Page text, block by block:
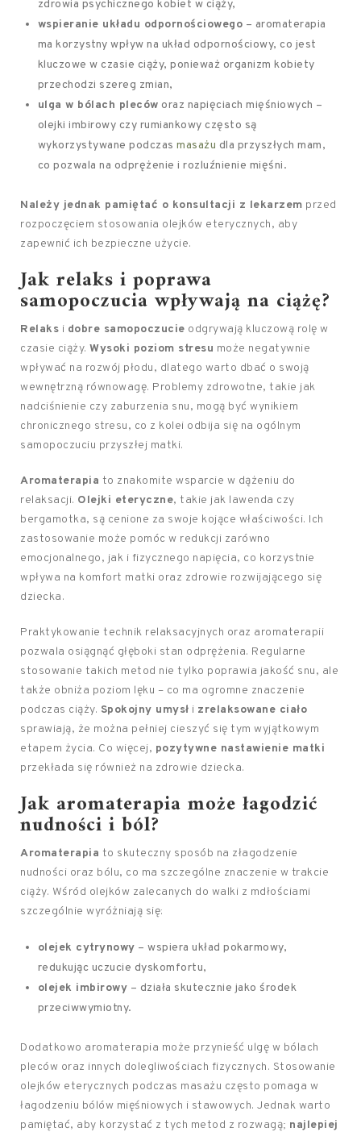
zdrowia psychicznego kobiet w ciąży,
wspieranie układu odpornościowego – aromaterapia
ma korzystny wpływ na układ odpornościowy, co jest
kluczowe w czasie ciąży, ponieważ organizm kobiety
przechodzi szereg zmian,
ulga w bólach pleców oraz napięciach mięśniowych –
olejki imbirowy czy rumiankowy często są
wykorzystywane podczasmasażu dla przyszłych mam,
co pozwala na odprężenie i rozluźnienie mięśni.
Należy jednak pamiętać o konsultacji z lekarzem przed
rozpoczęciem stosowania olejków eterycznych, aby
zapewnić ich bezpieczne użycie.
Jak relaks i poprawa
samopoczucia wpływają na ciążę?
Relaks i dobre samopoczucie odgrywają kluczową rolę w
czasie ciąży. Wysoki poziom stresu może negatywnie
wpływać na rozwój płodu, dlatego warto dbać o swoją
wewnętrzną równowagę. Problemy zdrowotne, takie jak
nadciśnienie czy zaburzenia snu, mogą być wynikiem
chronicznego stresu, co z kolei odbija się na ogólnym
samopoczuciu przyszłej matki.
Aromaterapia to znakomite wsparcie w dążeniu do
relaksacji. Olejki eteryczne, takie jak lawenda czy
bergamotka, są cenione za swoje kojące właściwości. Ich
zastosowanie może pomóc w redukcji zarówno
emocjonalnego, jak i fizycznego napięcia, co korzystnie
wpływa na komfort matki oraz zdrowie rozwijającego się
dziecka.
Praktykowanie technik relaksacyjnych oraz aromaterapii
pozwala osiągnąć głęboki stan odprężenia. Regularne
stosowanie takich metod nie tylko poprawia jakość snu, ale
także obniża poziom lęku – co ma ogromne znaczenie
podczas ciąży. Spokojny umysł i zrelaksowane ciało
sprawiają, że można pełniej cieszyć się tym wyjątkowym
etapem życia. Co więcej, pozytywne nastawienie matki
przekłada się również na zdrowie dziecka.
Jak aromaterapia może łagodzić
nudności i ból?
Aromaterapia to skuteczny sposób na złagodzenie
nudności oraz bólu, co ma szczególne znaczenie w trakcie
ciąży. Wśród olejków zalecanych do walki z mdłościami
szczególnie wyróżniają się:
olejek cytrynowy – wspiera układ pokarmowy,
redukując uczucie dyskomfortu,
olejek imbirowy – działa skutecznie jako środek
przeciwwymiotny.
Dodatkowo aromaterapia może przynieść ulgę w bólach
pleców oraz innych dolegliwościach fizycznych. Stosowanie
olejków eterycznych podczas masażu często pomaga w
łagodzeniu bólów mięśniowych i stawowych. Jednak warto
pamiętać, aby korzystać z tych metod z rozwagą; najlepiej